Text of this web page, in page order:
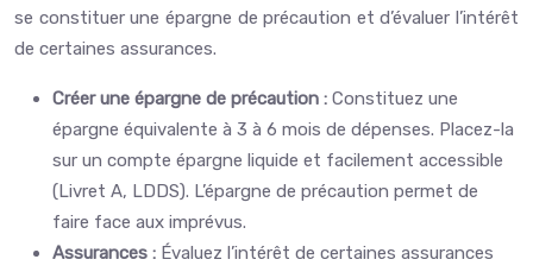
se constituer une épargne de précaution et d’évaluer l’intérêt
de certaines assurances.
Créer une épargne de précaution : Constituez une
épargne équivalente à 3 à 6 mois de dépenses. Placez-la
sur un compte épargne liquide et facilement accessible
(Livret A, LDDS). L’épargne de précaution permet de
faire face aux imprévus.
Assurances : Évaluez l’intérêt de certaines assurances